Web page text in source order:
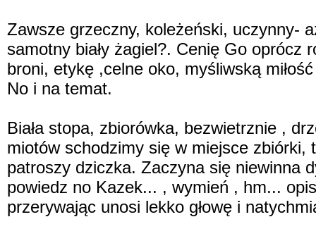
Zawsze grzeczny, koleżeński, uczynny-
samotny biały żagiel?. Cenię Go oprócz
broni, etykę ,celne oko, myśliwską
No i na temat.
Biała stopa, zbiorówka, bezwietrznie ,
miotów schodzimy się w miejsce zbiórki,
patroszy dziczka. Zaczyna się niewinna
powiedz no Kazek... , wymień , hm...
przerywając unosi lekko głowę i